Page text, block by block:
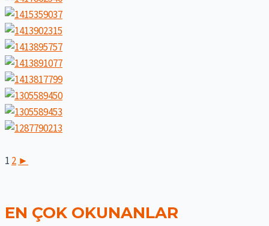
1 2 ►
EN ÇOK OKUNANLAR